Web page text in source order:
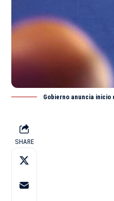
Gobierno anuncia
SHARE